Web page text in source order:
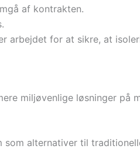
af kontrakten.
arbejdet for at sikre, at
miljøvenlige løsninger på
alternativer til